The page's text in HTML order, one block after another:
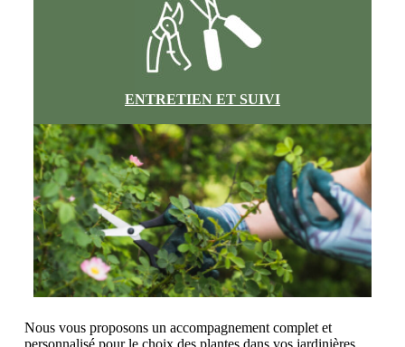
ENTRETIEN ET SUIVI
Nous vous proposons un accompagnement complet et